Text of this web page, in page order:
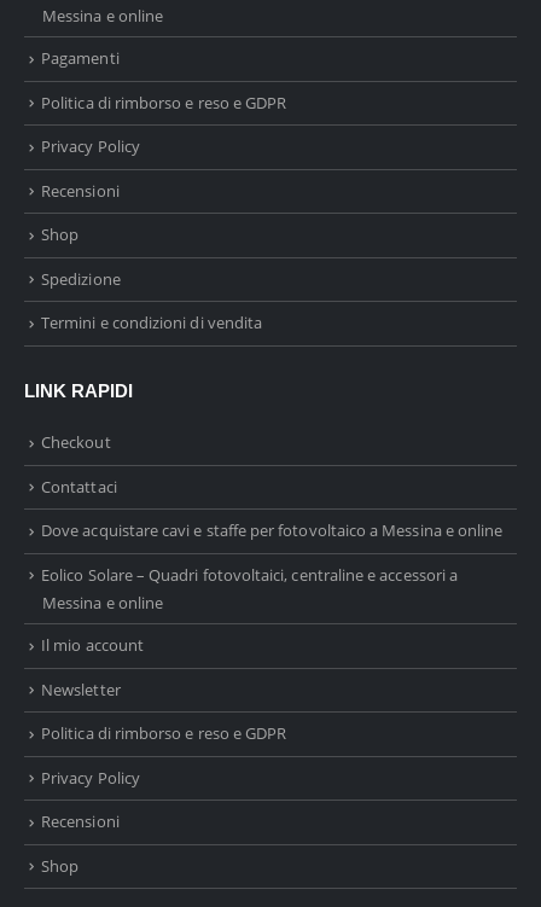
Messina e online
Pagamenti
Politica di rimborso e reso e GDPR
Privacy Policy
Recensioni
Shop
Spedizione
Termini e condizioni di vendita
LINK RAPIDI
Checkout
Contattaci
Dove acquistare cavi e staffe per fotovoltaico a Messina e online
Eolico Solare – Quadri fotovoltaici, centraline e accessori a
Messina e online
Il mio account
Newsletter
Politica di rimborso e reso e GDPR
Privacy Policy
Recensioni
Shop